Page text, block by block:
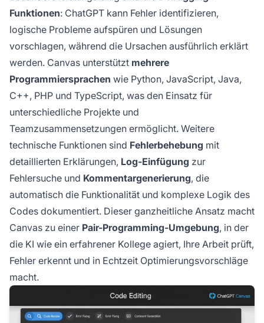
Funktionen: ChatGPT kann Fehler identifizieren,
logische Probleme aufspüren und Lösungen
vorschlagen, während die Ursachen ausführlich erklärt
werden. Canvas unterstützt mehrere
Programmiersprachen wie Python, JavaScript, Java,
C++, PHP und TypeScript, was den Einsatz für
unterschiedliche Projekte und
Teamzusammensetzungen ermöglicht. Weitere
technische Funktionen sind Fehlerbehebung mit
detaillierten Erklärungen, Log-Einfügung zur
Fehlersuche und Kommentargenerierung, die
automatisch die Funktionalität und komplexe Logik des
Codes dokumentiert. Dieser ganzheitliche Ansatz macht
Canvas zu einer Pair-Programming-Umgebung, in der
die KI wie ein erfahrener Kollege agiert, Ihre Arbeit prüft,
Fehler erkennt und in Echtzeit Optimierungsvorschläge
macht.